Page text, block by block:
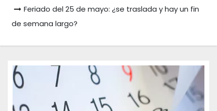
Feriado del 25 de mayo: ¿se traslada y hay un fin
de semana largo?